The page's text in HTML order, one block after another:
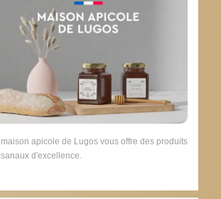
maison apicole de Lugos vous offre des produits
d'excellence.